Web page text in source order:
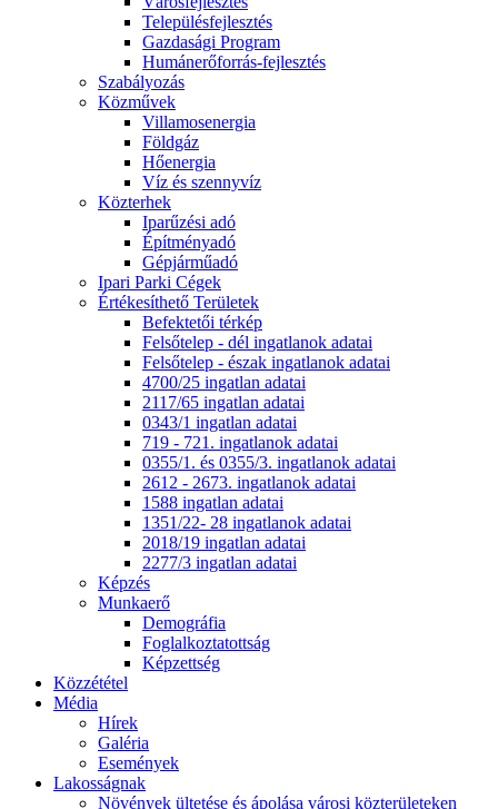
Településfejlesztés
Gazdasági Program
Humánerőforrás-fejlesztés
Szabályozás
Közművek
Villamosenergia
Földgáz
Hőenergia
Víz és szennyvíz
Közterhek
Iparűzési adó
Építményadó
Gépjárműadó
Ipari Parki Cégek
Értékesíthető Területek
Befektetői térkép
Felsőtelep - dél ingatlanok adatai
Felsőtelep - észak ingatlanok adatai
4700/25 ingatlan adatai
2117/65 ingatlan adatai
0343/1 ingatlan adatai
719 - 721. ingatlanok adatai
0355/1. és 0355/3. ingatlanok adatai
2612 - 2673. ingatlanok adatai
1588 ingatlan adatai
1351/22- 28 ingatlanok adatai
2018/19 ingatlan adatai
2277/3 ingatlan adatai
Képzés
Munkaerő
Demográfia
Foglalkoztatottság
Képzettség
Közzététel
Média
Hírek
Galéria
Események
Lakosságnak
Növények ültetése és ápolása városi közterületeken